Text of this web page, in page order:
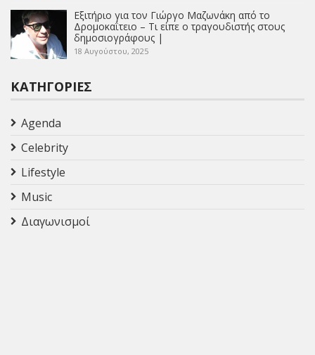
Εξιτήριο για τον Γιώργο Μαζωνάκη από το
Δρομοκαΐτειο – Τι είπε ο τραγουδιστής στους
δημοσιογράφους |
18 Αυγούστου, 2025
ΚΑΤΗΓΟΡΊΕΣ
Agenda
Celebrity
Lifestyle
Music
Διαγωνισμοί